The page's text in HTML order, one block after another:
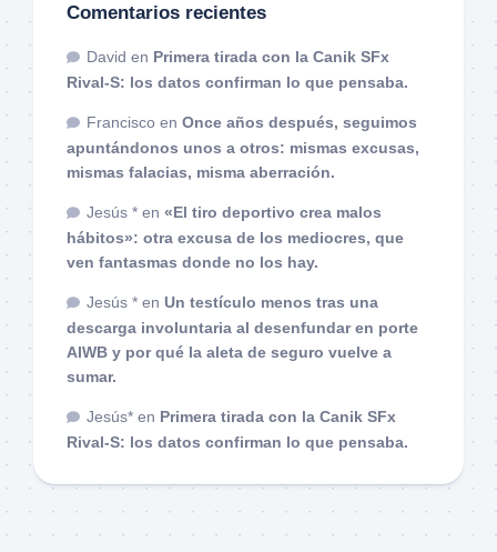
Comentarios recientes
David en Primera tirada con la Canik SFx
Rival-S: los datos confirman lo que pensaba.
Francisco en Once años después, seguimos
apuntándonos unos a otros: mismas excusas,
mismas falacias, misma aberración.
Jesús * en «El tiro deportivo crea malos
hábitos»: otra excusa de los mediocres, que
ven fantasmas donde no los hay.
Jesús * en Un testículo menos tras una
descarga involuntaria al desenfundar en porte
AIWB y por qué la aleta de seguro vuelve a
sumar.
Jesús* en Primera tirada con la Canik SFx
Rival-S: los datos confirman lo que pensaba.